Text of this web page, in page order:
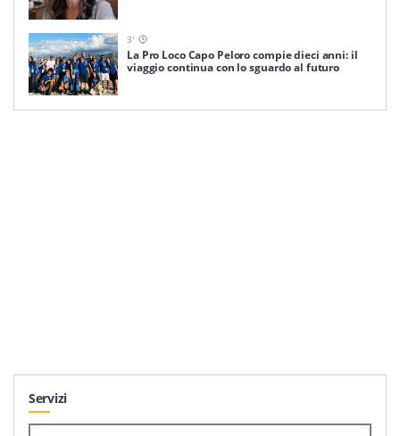
3'
La Pro Loco Capo Peloro compie dieci anni: il
viaggio continua con lo sguardo al futuro
Servizi